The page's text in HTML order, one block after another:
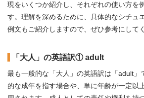
現をいくつか紹介し、それぞれの使い方を
す。理解を深めるために、具体的なシチュ
例文もご紹介しますので、ぜひ参考にして
「大人」の英語訳① adult
最も一般的な「大人」の英語訳は「adult」
的な成年を指す場合や、単に年齢が一定以